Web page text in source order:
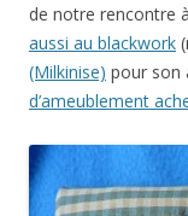
de notre rencontre
aussi au blackwork
(Milkinise) pour son
d’ameublement